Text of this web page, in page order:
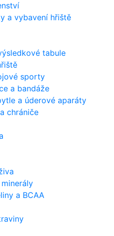
a vybavení hřiště
tabule
sporty
a bandáže
a úderové aparáty
chrániče
a BCAA